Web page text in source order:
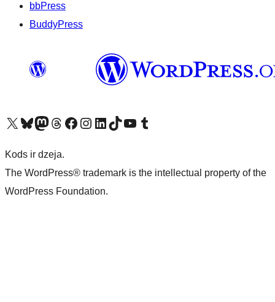
bbPress
BuddyPress
Apmeklējiet mūsu X (agrāk Twitter) kontu
Apmeklējiet mūsu Bluesky kontu
Apmeklējiet mūsu Mastodon kontu
Apmeklējiet mūsu Threads kontu
Apmeklējiet mūsu Facebook lapuApmeklējiet mūsu Instagram kontu
Apmeklējiet mūsu LinkedIn kontu
Apmeklējiet mūsu TikTok kontu
Apmeklējiet mūsu YouTube kanālu
Apmeklējiet mūsu Tumblr kontu
Kods ir dzeja.
The WordPress® trademark is the intellectual property of the
WordPress Foundation.